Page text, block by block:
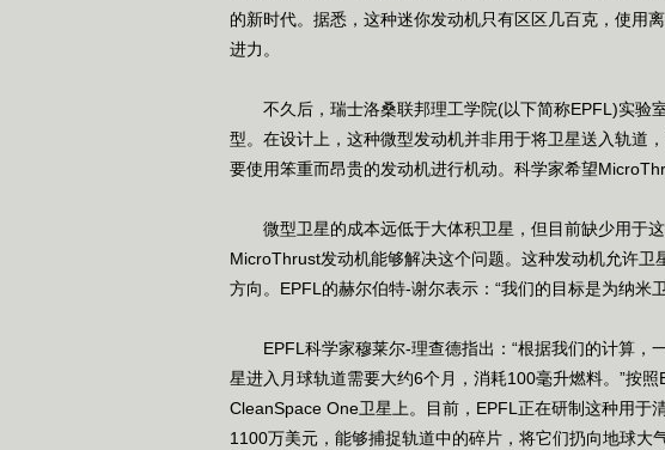
的新时代。据悉，这种迷你发动机只有区区几百克，使用
进力。
不久后，瑞士洛桑联邦理工学院(以下简称EPFL)实验
型。在设计上，这种微型发动机并非用于将卫星送入轨道
要使用笨重而昂贵的发动机进行机动。科学家希望
微型卫星的成本远低于大体积卫星，但目前缺少用于这
MicroThrust发动机能够解决这个问题。这种发动机允许
方向。EPFL的赫尔伯特-谢尔表示：“我们的目标是为纳米
EPFL科学家穆莱尔-理查德指出：“根据我们的计算，
星进入月球轨道需要大约6个月，消耗100毫升燃料。”按
CleanSpace One卫星上。目前，EPFL正在研制这种用于
1100万美元，能够捕捉轨道中的碎片，将它们扔向地球大